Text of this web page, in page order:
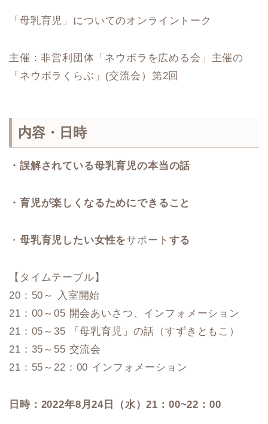
「母乳育児」についてのオンライントーク
主催 : 非営利団体「ネウボラを広める会」主催の
「ネウボラくらぶ」(交流会）第2回
内容・日時
・誤解されている母乳育児の本当の話
・育児が楽しくなるためにできること
・ 母乳育児したい女性をサポート する
【タイムテーブル】
20：50～ 入室開始
21：00～05 開会あいさつ、インフォメーション
21：05～35 「母乳育児」の話（すずきともこ）
21：35～55 交流会
21：55～22：00 インフォメーション
日時：2022年8月24日（水）21：00~22：00